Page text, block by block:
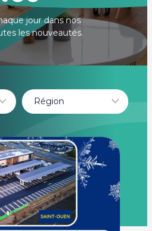
jour dans nos
les nouveautés.
Région
Auvergne-Rhône-
Alpes
Béthune
BOURGOGNE
FRANCHE COMTÉ
Dole
guadeloupe
HAUTE-GARONNE